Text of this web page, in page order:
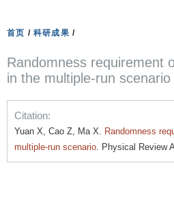
首页 / 科研成果 /
Randomness requirement
in the multiple-run scenario
Citation:
Yuan X, Cao Z, Ma X. Randomness
multiple-run scenario . Physical Review